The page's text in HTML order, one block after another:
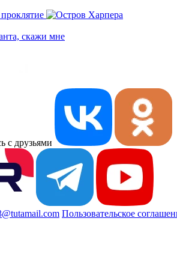
с друзьями
Пользовательское